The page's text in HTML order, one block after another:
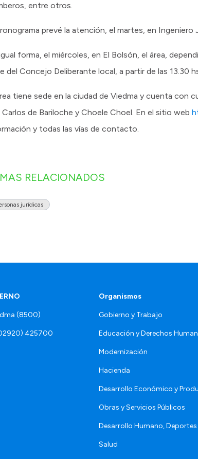
entre otros.
prevé la atención, el martes, en
forma, el miércoles, en El Bolsón, el área,
del Concejo Deliberante local, a partir de las 13.30
tiene sede en la ciudad de Viedma y cuenta con
Carlos de Bariloche y Choele Choel. En el sitio web
y todas las vías de contacto.
RELACIONADOS
jurídicas
(8500)
425700
Organismos
Gobierno y Trabajo
Educación y Derechos
Modernización
Hacienda
Desarrollo Económico y
Obras y Servicios Públicos
Desarrollo Humano,
Salud